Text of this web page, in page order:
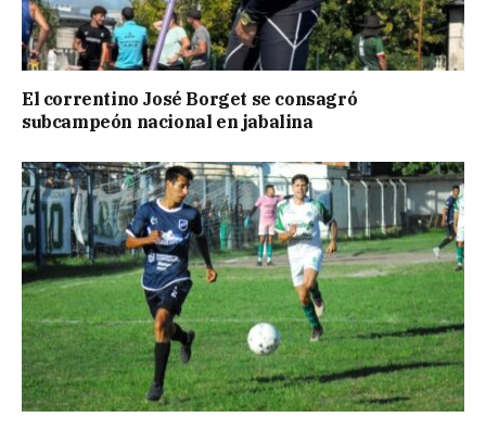
El correntino José Borget se consagró
subcampeón nacional en jabalina